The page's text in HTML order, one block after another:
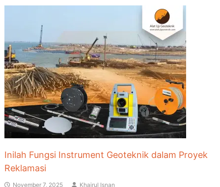
Inilah Fungsi Instrument Geoteknik dalam Proyek
Reklamasi
November 7, 2025 Khairul Isnan